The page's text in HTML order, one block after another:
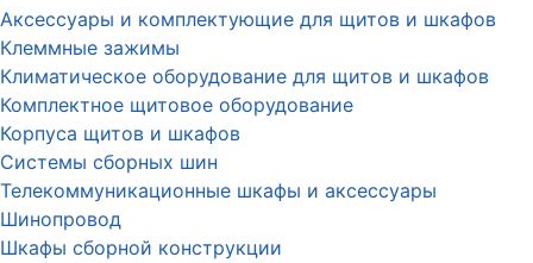
Аксессуары и комплектующие для щитов и шкафов
Клеммные зажимы
Климатическое оборудование для щитов и шкафов
Комплектное щитовое оборудование
Корпуса щитов и шкафов
Системы сборных шин
Телекоммуникационные шкафы и аксессуары
Шинопровод
Шкафы сборной конструкции